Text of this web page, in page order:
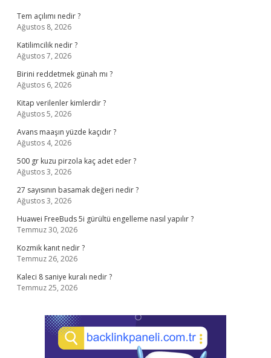
Tem açılımı nedir ?
Ağustos 8, 2026
Katilimcilik nedir ?
Ağustos 7, 2026
Birini reddetmek günah mı ?
Ağustos 6, 2026
Kitap verilenler kimlerdir ?
Ağustos 5, 2026
Avans maaşın yüzde kaçıdır ?
Ağustos 4, 2026
500 gr kuzu pirzola kaç adet eder ?
Ağustos 3, 2026
27 sayısının basamak değeri nedir ?
Ağustos 3, 2026
Huawei FreeBuds 5i gürültü engelleme nasıl yapılır ?
Temmuz 30, 2026
Kozmik kanıt nedir ?
Temmuz 26, 2026
Kaleci 8 saniye kuralı nedir ?
Temmuz 25, 2026